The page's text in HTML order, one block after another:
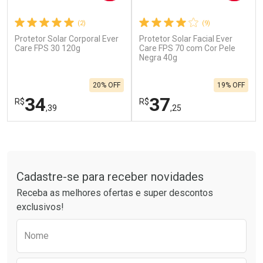
Ativar Desconto
Por R$ 664,02/cada
Ativar Desconto
Comprar sem Desconto
(2)
Protetor Solar Corporal Ever
Care FPS 30 120g
R$34,39
20% OFF
Laboratório
Por Menos
(9)
Protetor Solar Facial Ever
Care FPS 70 com Cor Pele
Negra 40g
R$37,25
19% OFF
Laboratório
Por Menos
Cadastre-se para receber novidades
Receba as melhores ofertas e super descontos
exclusivos!
Nome